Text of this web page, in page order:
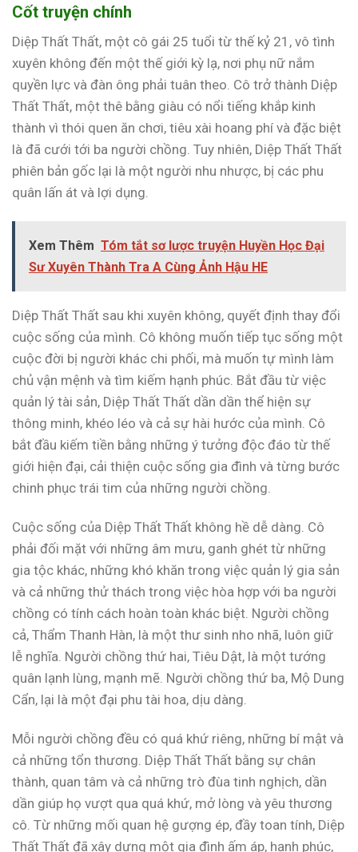
Cốt truyện chính
Diệp Thất Thất, một cô gái 25 tuổi từ thế kỷ 21, vô tình
xuyên không đến một thế giới kỳ lạ, nơi phụ nữ nắm
quyền lực và đàn ông phải tuân theo. Cô trở thành Diệp
Thất Thất, một thê bằng giàu có nổi tiếng khắp kinh
thành vì thói quen ăn chơi, tiêu xài hoang phí và đặc biệt
là đã cưới tới ba người chồng. Tuy nhiên, Diệp Thất Thất
phiên bản gốc lại là một người nhu nhược, bị các phu
quân lấn át và lợi dụng.
Xem Thêm Tóm tắt sơ lược truyện Huyền Học Đại
Sư Xuyên Thành Tra A Cùng Ảnh Hậu HE
Diệp Thất Thất sau khi xuyên không, quyết định thay đổi
cuộc sống của mình. Cô không muốn tiếp tục sống một
cuộc đời bị người khác chi phối, mà muốn tự mình làm
chủ vận mệnh và tìm kiếm hạnh phúc. Bắt đầu từ việc
quản lý tài sản, Diệp Thất Thất dần dần thể hiện sự
thông minh, khéo léo và cả sự hài hước của mình. Cô
bắt đầu kiếm tiền bằng những ý tưởng độc đáo từ thế
giới hiện đại, cải thiện cuộc sống gia đình và từng bước
chinh phục trái tim của những người chồng.
Cuộc sống của Diệp Thất Thất không hề dễ dàng. Cô
phải đối mặt với những âm mưu, ganh ghét từ những
gia tộc khác, những khó khăn trong việc quản lý gia sản
và cả những thử thách trong việc hòa hợp với ba người
chồng có tính cách hoàn toàn khác biệt. Người chồng
cả, Thẩm Thanh Hàn, là một thư sinh nho nhã, luôn giữ
lễ nghĩa. Người chồng thứ hai, Tiêu Dật, là một tướng
quân lạnh lùng, mạnh mẽ. Người chồng thứ ba, Mộ Dung
Cẩn, lại là một đại phu tài hoa, dịu dàng.
Mỗi người chồng đều có quá khứ riêng, những bí mật và
cả những tổn thương. Diệp Thất Thất bằng sự chân
thành, quan tâm và cả những trò đùa tinh nghịch, dần
dần giúp họ vượt qua quá khứ, mở lòng và yêu thương
cô. Từ những mối quan hệ gượng ép, đầy toan tính, Diệp
Thất Thất đã xây dựng một gia đình ấm áp, hạnh phúc,